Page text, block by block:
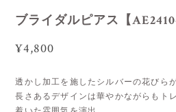
ブライダルピアス【AE2410-
¥4,800
透かし加工を施したシルバーの花びら
長さあるデザインは華やかながらもト